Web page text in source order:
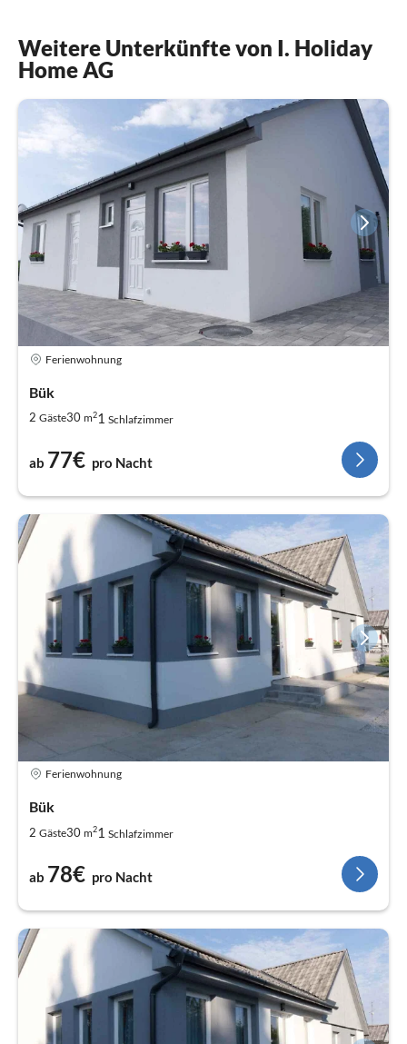
Weitere Unterkünfte von I. Holiday
Home AG
Ferienwohnung
Bük
2 Gäste30 m21 Schlafzimmer
ab 77€ pro Nacht
Ferienwohnung
Bük
2 Gäste30 m21 Schlafzimmer
ab 78€ pro Nacht